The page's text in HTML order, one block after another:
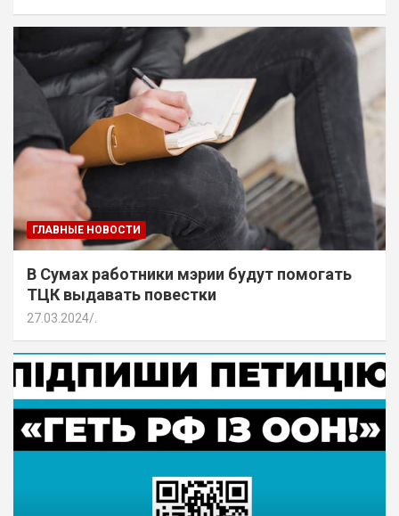
ГЛАВНЫЕ НОВОСТИ
В Сумах работники мэрии будут помогать
ТЦК выдавать повестки
27.03.2024